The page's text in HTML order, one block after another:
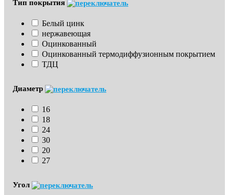
Тип покрытия
Белый цинк
нержавеющая
Оцинкованный
Оцинкованный термодиффузионным покрытием
ТДЦ
Диаметр
16
18
24
30
20
27
Угол